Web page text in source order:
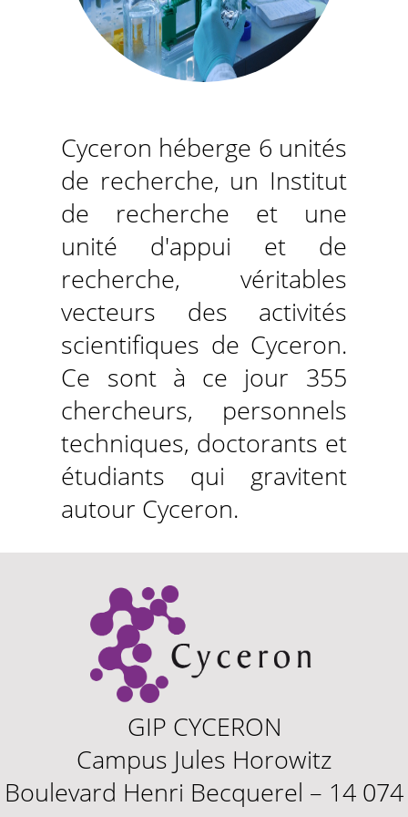
Cyceron héberge 6 unités
de recherche, un Institut
de recherche et une
unité d'appui et de
recherche, véritables
vecteurs des activités
scientifiques de Cyceron.
Ce sont à ce jour 355
chercheurs, personnels
techniques, doctorants et
étudiants qui gravitent
autour Cyceron.
GIP CYCERON
Campus Jules Horowitz
Boulevard Henri Becquerel – 14 074